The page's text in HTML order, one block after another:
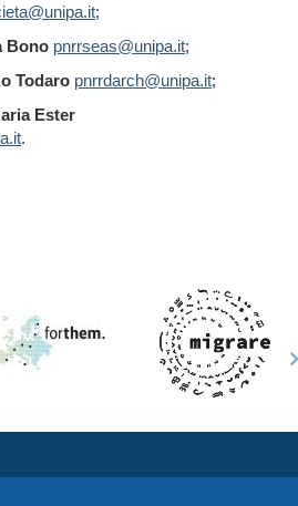
;
Bono pnrrseas@unipa.it;
Todaro pnrrdarch@unipa.it;
Ester
.